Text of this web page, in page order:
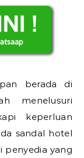
berada di
menelusuri
keperluan
sandal hotel
penyedia yang